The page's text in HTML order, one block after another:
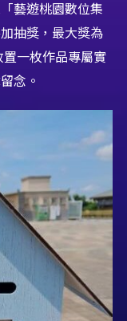
藝遊桃園數位集
抽獎，最大獎為
一枚作品專屬實
念。